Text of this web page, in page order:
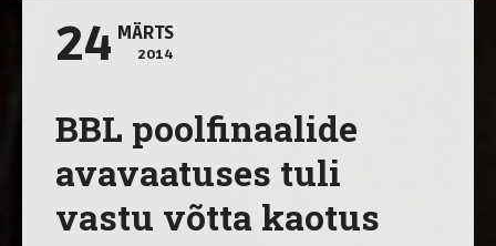
24 MÄRTS
2014
BBL poolfinaalide
avavaatuses tuli
vastu võtta kaotus